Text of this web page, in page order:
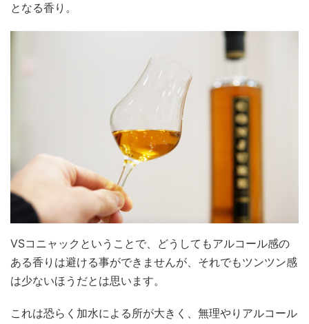
となる香り。
VSコニャックということで、どうしてもアルコール感の
ある香りは避ける事ができませんが、それでもツンツン感
は少ないほうだとは思います。
これは恐らく加水による所が大きく、無理やりアルコール